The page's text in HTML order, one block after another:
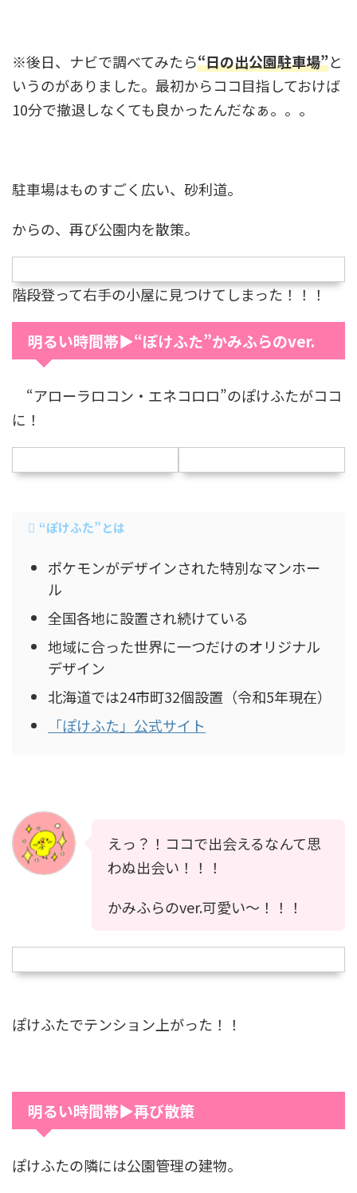
※後日、ナビで調べてみたら“日の出公園駐車場”と
いうのがありました。最初からココ目指しておけば
10分で撤退しなくても良かったんだなぁ。。。
駐車場はものすごく広い、砂利道。
からの、再び公園内を散策。
階段登って右手の小屋に見つけてしまった！！！
明るい時間帯▶“ぽけふた”かみふらのver.
“アローラロコン・エネコロロ”のぽけふたがココ
に！
“ぽけふた”とは
ポケモンがデザインされた特別なマンホー
ル
全国各地に設置され続けている
地域に合った世界に一つだけのオリジナル
デザイン
北海道では24市町32個設置（令和5年現在）
「ぽけふた」公式サイト
えっ？！ココで出会えるなんて思
わぬ出会い！！！
かみふらのver.可愛い〜！！！
ぽけふたでテンション上がった！！
明るい時間帯▶再び散策
ぽけふたの隣には公園管理の建物。